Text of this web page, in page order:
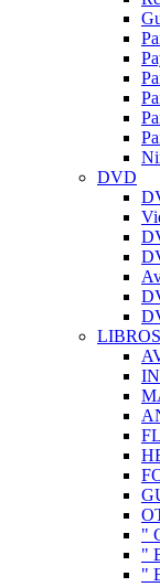
DVD
LIBROS
"
"
"